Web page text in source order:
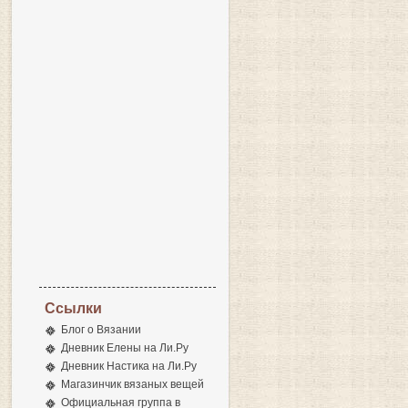
Ссылки
Блог о Вязании
Дневник Елены на Ли.Ру
Дневник Настика на Ли.Ру
Магазинчик вязаных вещей
Официальная группа в